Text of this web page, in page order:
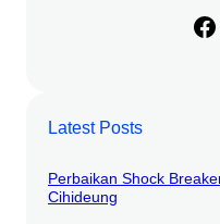
Facebook
Latest Posts
Perbaikan Shock
Cihideung